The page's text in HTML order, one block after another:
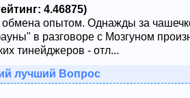
4.46875)
обмена опытом. Однажды за
в разговоре с Мозгуном
тинейджеров - отл...
лучший Вопрос